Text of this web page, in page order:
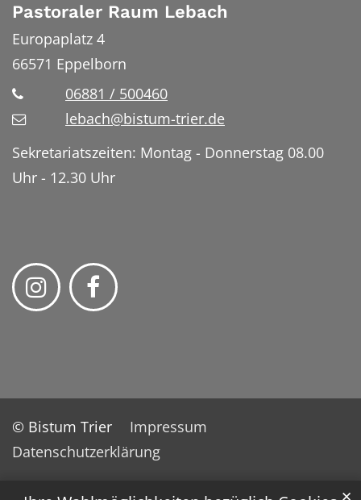
Pastoraler Raum Lebach
Europaplatz 4
66571 Eppelborn
06881 / 500460
lebach@bistum-trier.de
Sekretariatszeiten: Montag - Donnerstag 08.00
Uhr - 12.30 Uhr
© Bistum Trier
Impressum
Datenschutzerklärung